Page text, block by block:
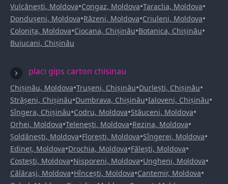
Vulcănești, Moldova•Congaz, Moldova•Taraclia, Moldova•
Dondușeni, Moldova•Răzeni, Moldova•Criuleni, Moldova•
Colonița, Moldova•Ciocana, Chișinău•Botanica, Chișinău•
Buiucani, Chișinău
placi gips carton chisinau
Chișinău, Moldova•Trușeni, Chișinău•Durlești, Chișinău•
Strășeni, Chișinău•Dumbrava, Chișinău•Ialoveni, Chișinău•
Sîngera, Chișinău•Codru, Moldova•Stăuceni, Moldova•
Orhei, Moldova•Telenești, Moldova•Rezina, Moldova•
Șoldănești, Moldova•Florești, Moldova•Sîngerei, Moldova•
Edineț, Moldova•Drochia, Moldova•Fălești, Moldova•
Costești, Moldova•Nisporeni, Moldova•Ungheni, Moldova•
Călărași, Moldova•Hîncești, Moldova•Cantemir, Moldova•